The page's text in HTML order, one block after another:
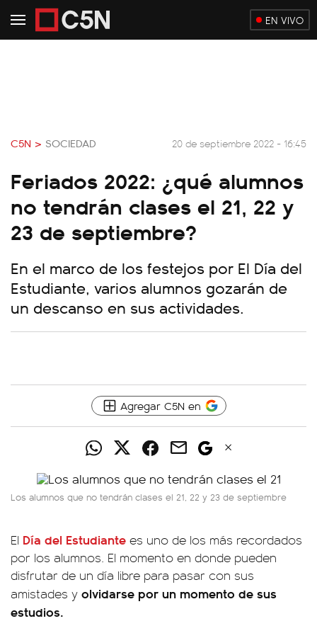
EN VIVO
C5N > SOCIEDAD 20 de septiembre 2022 - 16:45
Feriados 2022: ¿qué alumnos
no tendrán clases el 21, 22 y
23 de septiembre?
En el marco de los festejos por El Día del
Estudiante, varios alumnos gozarán de
un descanso en sus actividades.
Agregar C5N en
Los alumnos que no tendrán clases el 21, 22 y 23 de septiembre
El Día del Estudiante es uno de los más recordados
por los alumnos. El momento en donde pueden
disfrutar de un día libre para pasar con sus
amistades y olvidarse por un momento de sus
estudios.